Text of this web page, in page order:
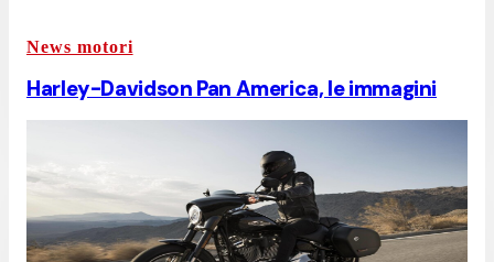
News motori
Harley-Davidson Pan America, le immagini